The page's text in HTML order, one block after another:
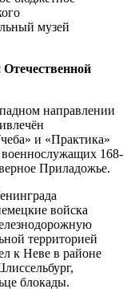
музей
направлении
и «Практика»
военнослужащих 168-
Приладожье.
войска
территорией
к Неве в районе
блокады.